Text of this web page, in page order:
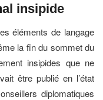
insipide
éléments de langage
la fin du sommet du
insipides que ne
être publié en l’état
diplomatiques